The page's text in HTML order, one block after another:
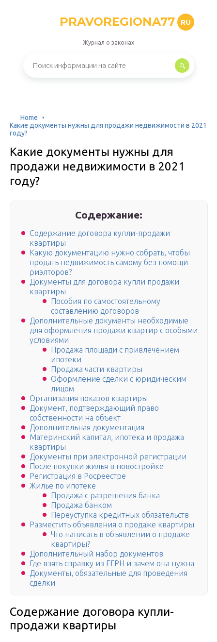
PRAVOREGIONA77 RU
Журнал о законах
Home
Какие документы нужны для продажи недвижимости в 2021
году?
Какие документы нужны для
продажи недвижимости в 2021
году?
Содержание:
Содержание договора купли-продажи
квартиры
Какую документацию нужно собрать, чтобы
продать недвижимость самому без помощи
риэлторов?
Документы для договора купли продажи
квартиры
Пособия по самостоятельному
составлению договоров
Дополнительные документы необходимые
для оформления продажи квартир с особыми
условиями
Продажа площади с привлечением
ипотеки
Продажа части квартиры
Оформление сделки с юридическим
лицом
Организация показов квартиры
Документ, подтверждающий право
собственности на объект
Дополнительная документация
Материнский капитал, ипотека и продажа
квартиры
Документы при электронной регистрации
После покупки жилья в новостройке
Регистрация в Росреестре
Жилье по ипотеке
Продажа с разрешения банка
Продажа банком
Переуступка кредитных обязательств
Разместить объявления о продаже квартиры
Что написать в объявлении о продаже
квартиры?
Дополнительный набор документов
Где взять справку из ЕГРН и зачем она нужна
Документы, обязательные для проведения
сделки
Содержание договора купли-
продажи квартиры